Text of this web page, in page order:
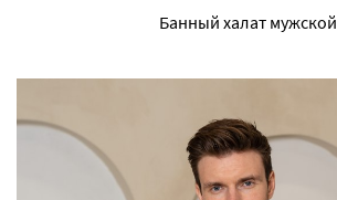
Банный халат мужской